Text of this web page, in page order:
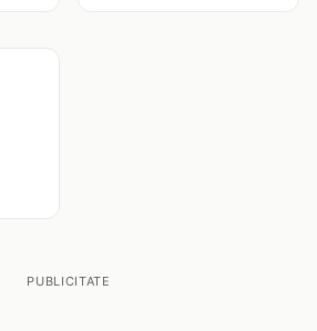
PUBLICITATE